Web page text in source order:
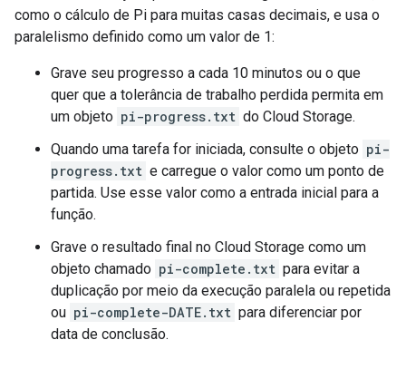
como o cálculo de Pi para muitas casas decimais, e usa o
paralelismo definido como um valor de 1:
Grave seu progresso a cada 10 minutos ou o que
quer que a tolerância de trabalho perdida permita em
um objeto pi-progress.txt do Cloud Storage.
Quando uma tarefa for iniciada, consulte o objeto pi-
progress.txt e carregue o valor como um ponto de
partida. Use esse valor como a entrada inicial para a
função.
Grave o resultado final no Cloud Storage como um
objeto chamado pi-complete.txt para evitar a
duplicação por meio da execução paralela ou repetida
ou pi-complete-DATE.txt para diferenciar por
data de conclusão.